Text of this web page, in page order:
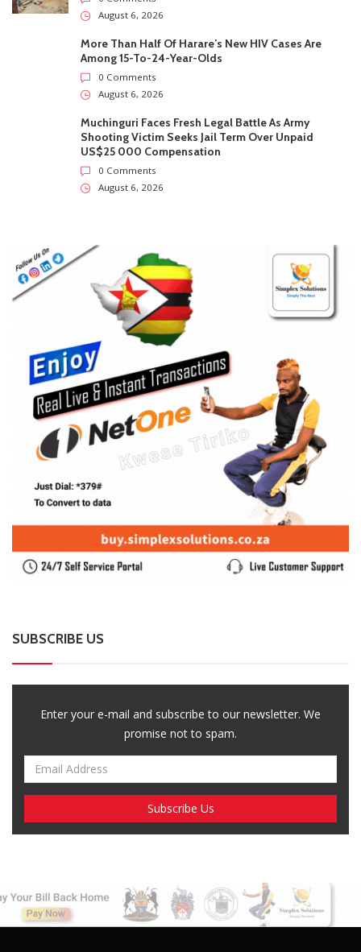
August 6, 2026
More Than Half Of Harare’s New HIV Cases Are
Among 15-To-24-Year-Olds
0 Comments
August 6, 2026
Muchinguri Faces Fresh Legal Battle As Army
Shooting Victim Seeks Jail Term Over Unpaid
US$25 000 Compensation
0 Comments
August 6, 2026
SUBSCRIBE US
Enter your e-mail and subscribe to our newsletter. We
promise not to spam.